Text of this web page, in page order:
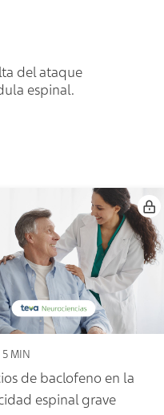
del ataque
espinal.
5 MIN
de baclofeno en la
espinal grave